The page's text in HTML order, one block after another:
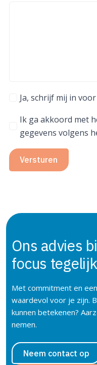
Ja, schrijf mij in
Ik ga akkoord met
gegevens volgens
Versturen
Ons advies
focus tegelijk
Met commitment en
waardevol voor je zijn.
kunnen betekenen?
nemen.
Neem contact op